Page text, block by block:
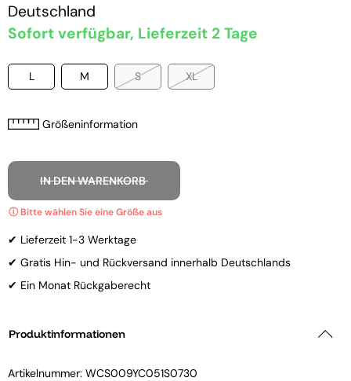
Deutschland
Sofort verfügbar, Lieferzeit 2 Tage
L M S XL
Größeninformation
IN DEN WARENKORB
✔ Lieferzeit 1-3 Werktage
✔ Gratis Hin- und Rückversand innerhalb Deutschlands
✔ Ein Monat Rückgaberecht
Produktinformationen
Artikelnummer: WCS009YC051S0730